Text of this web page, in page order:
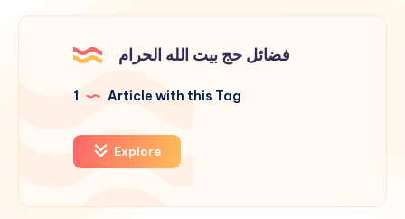
فضائل حج بيت الله الحرام
1 Article with this Tag
Explore